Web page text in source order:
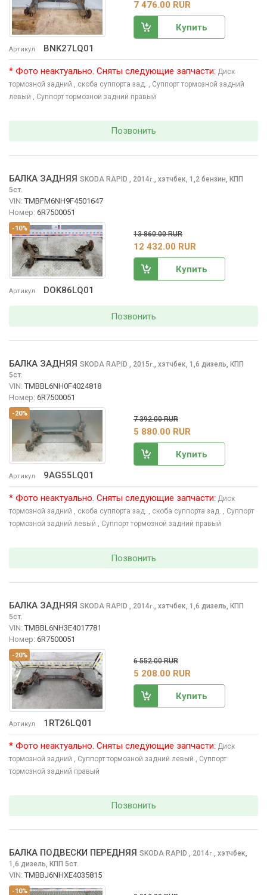
Артикул BNK27LQ01
7 476.00 RUR
Купить
* Фото неактуально. Сняты следующие запчасти: Диск
тормозной задний , скоба суппорта зад. , Суппорт тормозной задний
левый , Суппорт тормозной задний правый
Позвонить
-10%
Артикул DOK86LQ01
БАЛКА ЗАДНЯЯ SKODA RAPID , 2014г.
хэтчбек, 1,2 бензин, КПП
5ст.
VIN: TMBFM6NH9F4501647
Номер: 6R7500051
13 860.00 RUR
12 432.00 RUR
Купить
Позвонить
-20%
Артикул 9AG55LQ01
БАЛКА ЗАДНЯЯ SKODA RAPID , 2015г. хэтчбек, 1,6 дизель, КПП
5ст.
VIN: TMBBL6NH0F4024818
Номер: 6R7500051
7 392.00 RUR
5 880.00 RUR
Купить
* Фото неактуально. Сняты следующие запчасти: Диск
тормозной задний , скоба суппорта зад. , скоба суппорта зад. , Суппорт
тормозной задний левый , Суппорт тормозной задний правый
Позвонить
-20%
Артикул 1RT26LQ01
БАЛКА ЗАДНЯЯ SKODA RAPID , 2014г. хэтчбек, 1,6 дизель, КПП
5ст.
VIN: TMBBL6NH3E4017781
Номер: 6R7500051
6 552.00 RUR
5 208.00 RUR
Купить
* Фото неактуально. Сняты следующие запчасти: Диск
тормозной задний
, Суппорт тормозной задний левый
, Суппорт
тормозной задний правый
Позвонить
-10%
БАЛКА ПОДВЕСКИ ПЕРЕДНЯЯ SKODA RAPID , 2014г., хэтчбек,
1,6 дизель, КПП 5ст.
VIN: TMBBJ6NHXE4035815